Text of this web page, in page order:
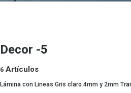
Decor -5
6 Artículos
Lámina con Lineas Gris claro 4mm y 2mm